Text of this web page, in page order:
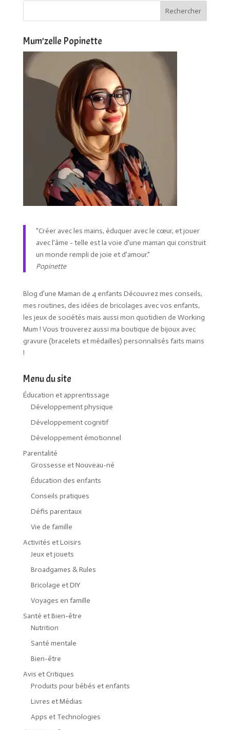
Mum’zelle Popinette
"Créer avec les mains, éduquer avec le cœur, et jouer
avec l'âme - telle est la voie d'une maman qui construit
un monde rempli de joie et d'amour."
Popinette
Blog d’une Maman de 4 enfants Découvrez mes conseils,
mes routines, des idées de bricolages avec vos enfants,
les jeux de sociétés mais aussi mon quotidien de Working
Mum ! Vous trouverez aussi ma boutique de bijoux avec
gravure (bracelets et médailles) personnalisés faits mains
!
Menu du site
Éducation et apprentissage
Développement physique
Développement cognitif
Développement émotionnel
Parentalité
Grossesse et Nouveau-né
Éducation des enfants
Conseils pratiques
Défis parentaux
Vie de famille
Activités et Loisirs
Jeux et jouets
Broadgames & Rules
Bricolage et DIY
Voyages en famille
Santé et Bien-être
Nutrition
Santé mentale
Bien-être
Avis et Critiques
Produits pour bébés et enfants
Livres et Médias
Apps et Technologies